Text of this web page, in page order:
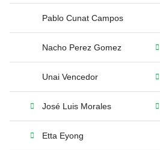
Pablo Cunat Campos
Nacho Perez Gomez
Unai Vencedor
José Luis Morales
Etta Eyong